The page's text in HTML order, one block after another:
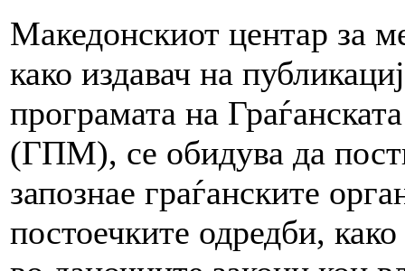
Македонскиот центар за
како издавач на
програмата на
(ГПМ), се обидува да
запознае граѓанските
постоечките одредби,